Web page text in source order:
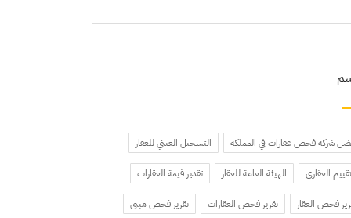
شركة فحص عقارات في المملكة التسجيل العيني للعقار
العقاري الهيئة العامة للعقار تقدير قيمة العقارات
فحص العقار تقرير فحص العقارات تقرير فحص مبنى